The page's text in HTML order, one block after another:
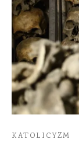
KATOLICYZM